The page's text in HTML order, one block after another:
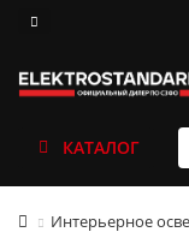
КАТАЛОГ
Интерьерное